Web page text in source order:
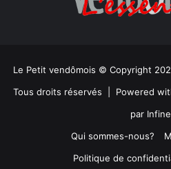
Le Petit vendômois © Copyright
Tous droits réservés | Powered
par
Qui sommes-nous?
Politique de